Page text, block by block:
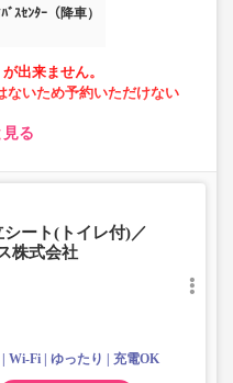
ﾞｽｾﾝﾀｰ（降車）
出来ません。
ないため予約いただけない
ございます。これに伴い、
旅を。
により異なります。
。※車両により異なりま
り。※車両により異なり
を徹底。
見る
シート(トイレ付)／
株式会社
Wi-Fi ゆったり 充電OK